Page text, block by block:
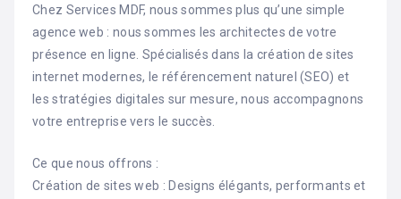
Chez Services MDF, nous sommes plus qu’une simple
agence web : nous sommes les architectes de votre
présence en ligne. Spécialisés dans la création de sites
internet modernes, le référencement naturel (SEO) et
les stratégies digitales sur mesure, nous accompagnons
votre entreprise vers le succès.
Ce que nous offrons :
Création de sites web : Designs élégants, performants et